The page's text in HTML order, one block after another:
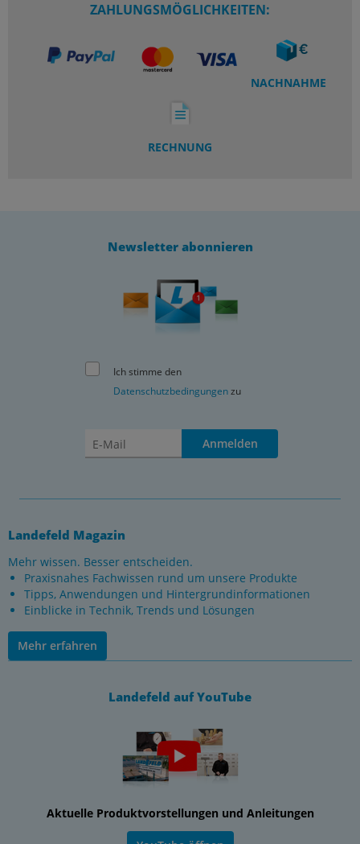
ZAHLUNGSMÖGLICHKEITEN:
NACHNAHME
RECHNUNG
Newsletter abonnieren
Ich stimme den
Datenschutzbedingungenzu
Anmelden
Landefeld Magazin
Mehr wissen. Besser entscheiden.
Praxisnahes Fachwissen rund um unsere Produkte
Tipps, Anwendungen und Hintergrundinformationen
Einblicke in Technik, Trends und Lösungen
Mehr erfahren
Landefeld auf YouTube
Aktuelle Produktvorstellungen und Anleitungen